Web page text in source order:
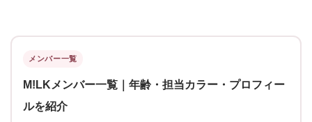
メンバー一覧
M!LKメンバー一覧｜年齢・担当カラー・プロフィー
ルを紹介